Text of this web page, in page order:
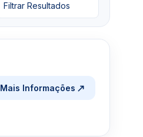
Filtrar Resultados
Mais Informações